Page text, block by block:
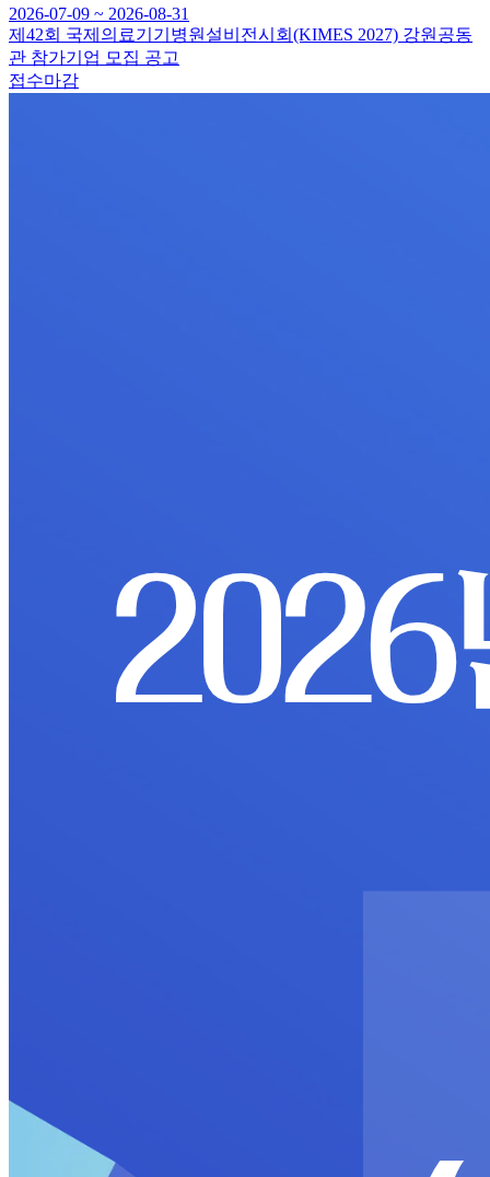
2026-07-09 ~ 2026-08-31
제42회 국제의료기기병원설비전시회(KIMES 2027) 강원공동
관 참가기업 모집 공고
접수마감